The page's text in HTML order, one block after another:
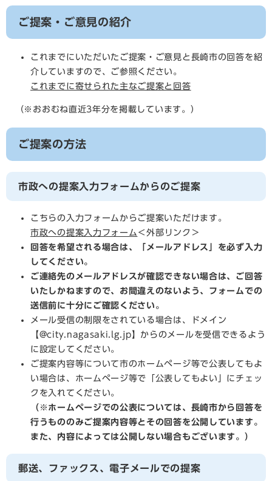
ご提案・ご意見の紹介
これまでにいただいたご提案・ご意見と長崎市の回答を紹
介していますので、ご参照ください。
これまでに寄せられた主なご提案と回答
（※おおむね直近3年分を掲載しています。）
ご提案の方法
市政への提案入力フォームからのご提案
こちらの入力フォームからご提案いただけます。
市政への提案入力フォーム ＜外部リンク＞
回答を希望される場合は、「メールアドレス」を必ず入力
してください。
ご連絡先のメールアドレスが確認できない場合は、ご回答
いたしかねますので、お間違えのないよう、フォームでの
送信前に十分にご確認ください。
メール受信の制限をされている場合は、ドメイン
【@city.nagasaki.lg.jp】からのメールを受信できるよう
に設定してください。
ご提案内容等について市のホームページ等で公表してもよ
い場合は、ホームページ等で「公表してもよい」にチェッ
クを入れてください。
（※ホームページでの公表については、長崎市から回答を
行うもののみご提案内容等とその回答を公開しています。
また、内容によっては公開しない場合もございます。）
郵送、ファックス、電子メールでの提案